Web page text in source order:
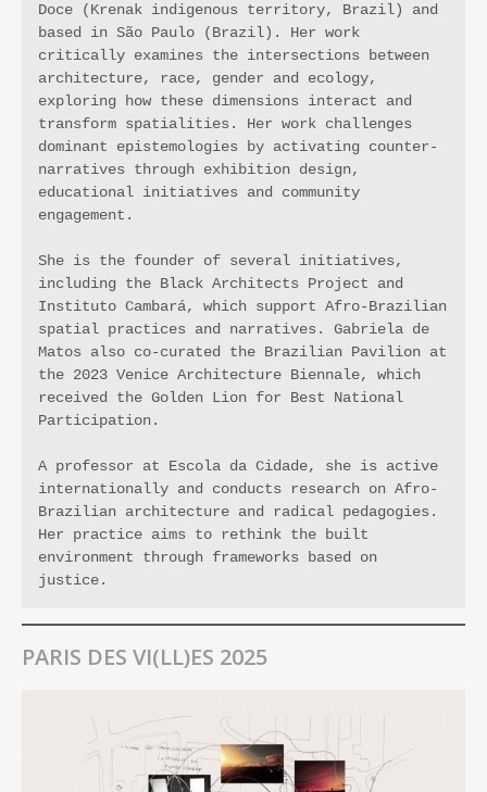
Doce (Krenak indigenous territory, Brazil) and
based in São Paulo (Brazil). Her work
critically examines the intersections between
architecture, race, gender and ecology,
exploring how these dimensions interact and
transform spatialities. Her work challenges
dominant epistemologies by activating counter-
narratives through exhibition design,
educational initiatives and community
engagement.
She is the founder of several initiatives,
including the Black Architects Project and
Instituto Cambará, which support Afro-Brazilian
spatial practices and narratives. Gabriela de
Matos also co-curated the Brazilian Pavilion at
the 2023 Venice Architecture Biennale, which
received the Golden Lion for Best National
Participation.
A professor at Escola da Cidade, she is active
internationally and conducts research on Afro-
Brazilian architecture and radical pedagogies.
Her practice aims to rethink the built
environment through frameworks based on
justice.
PARIS DES VI(LL)ES 2025